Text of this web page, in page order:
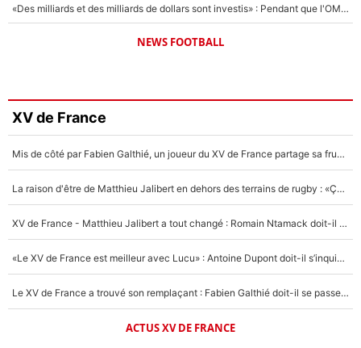
«Des milliards et des milliards de dollars sont investis» : Pendant que l'OM est en pleine crise financière, Frank McCourt lance un nouveau projet à 260M€ !
NEWS FOOTBALL
XV de France
Mis de côté par Fabien Galthié, un joueur du XV de France partage sa frustration : «ils ne me l’ont pas dit tout de suite»
La raison d'être de Matthieu Jalibert en dehors des terrains de rugby : «Ça m'atteint autant que si tu touches à un membre de ma famille»
XV de France - Matthieu Jalibert a tout changé : Romain Ntamack doit-il s’inquiéter pour sa place à un an de la Coupe du monde ?
«Le XV de France est meilleur avec Lucu» : Antoine Dupont doit-il s’inquiéter pour sa place ?
Le XV de France a trouvé son remplaçant : Fabien Galthié doit-il se passer d'Antoine Dupont ?
ACTUS XV DE FRANCE